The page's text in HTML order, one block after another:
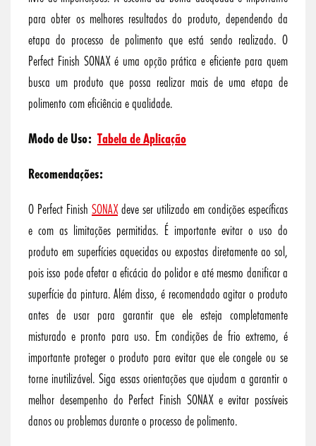
para obter os melhores resultados do produto, dependendo da
etapa do processo de polimento que está sendo realizado. O
Perfect Finish SONAX é uma opção prática e eficiente para quem
busca um produto que possa realizar mais de uma etapa de
polimento com eficiência e qualidade.
Modo de Uso: Tabela de Aplicação
Recomendações:
O Perfect Finish SONAXdeve ser utilizado em condições específicas
e com as limitações permitidas. É importante evitar o uso do
produto em superfícies aquecidas ou expostas diretamente ao sol,
pois isso pode afetar a eficácia do polidor e até mesmo danificar a
superfície da pintura. Além disso, é recomendado agitar o produto
antes de usar para garantir que ele esteja completamente
misturado e pronto para uso. Em condições de frio extremo, é
importante proteger o produto para evitar que ele congele ou se
torne inutilizável. Siga essas orientações que ajudam a garantir o
melhor desempenho do Perfect Finish SONAX e evitar possíveis
danos ou problemas durante o processo de polimento.